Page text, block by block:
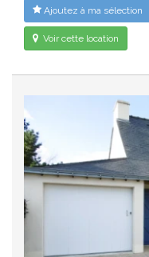
Ajoutez à ma sélection
Voir cette location